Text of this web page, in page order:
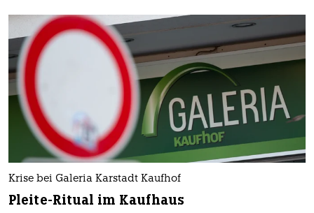
Krise bei Galeria Karstadt Kaufhof
Pleite-Ritual im Kaufhaus